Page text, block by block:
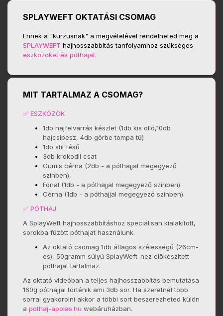
SPLAYWEFT OKTATÁSI CSOMAG
Ennek a "kurzusnak" a megvételével rendelheted meg a
SPLAYWEFT hajhosszabbítás tanfolyamhoz szükséges
eszközöket és póthajat.
MIT TARTALMAZ A CSOMAG?
✅ ESZKÖZÖK
1db hajfelvarrás készlet (1db kis olló,10db
hajcsipesz, 4db görbe tompa tű)
1db stil fésű
3db krokodil csat
Gumis cérna (2db - a póthajjal megegyező
színben),
Fonal (1db - a póthajjal megegyező színben).
Cérna (1db - a póthajjal megegyező színben).
✅ PÓTHAJ
A SplayWeft hajhosszabbításhoz speciálisan kialakított,
sorokba fűzött póthajat használunk.
Az oktató csomag 1db átlagos szélességű (26cm-
es), 50gramm súlyú SplayWeft-hez előkészített
póthajat tartalmaz.
Az oktató videóban a teljes hajhosszabbítás bemutatása
160g póthajjal történik ami 3db sor. Ha szeretnél több
sorral gyakorolni akkor a többi sort beszerezheted külön
a pothaj-apolas.hu webáruházban.